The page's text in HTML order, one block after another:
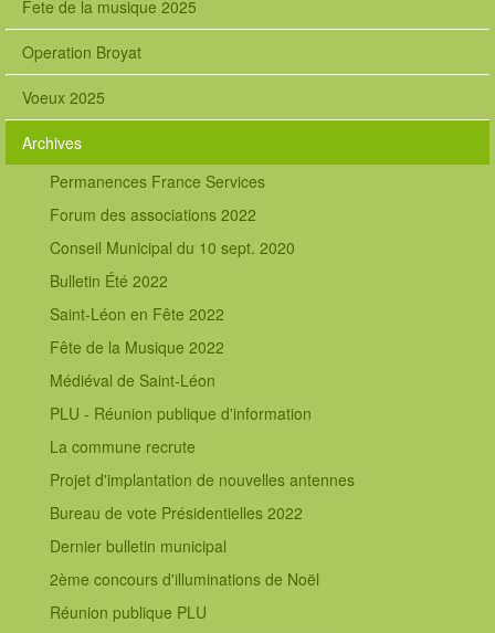
Fete de la musique 2025
Operation Broyat
Voeux 2025
Archives
Permanences France Services
Forum des associations 2022
Conseil Municipal du 10 sept. 2020
Bulletin Été 2022
Saint-Léon en Fête 2022
Fête de la Musique 2022
Médiéval de Saint-Léon
PLU - Réunion publique d'information
La commune recrute
Projet d'implantation de nouvelles antennes
Bureau de vote Présidentielles 2022
Dernier bulletin municipal
2ème concours d'illuminations de Noël
Réunion publique PLU